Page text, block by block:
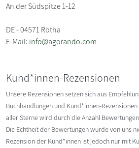
An der Südspitze 1-12
DE - 04571 Rötha
E-Mail: info@agorando.com
Kund*innen-Rezensionen
Unsere Rezensionen setzen sich aus
Buchhandlungen und Kund*innen-
aller Sterne wird durch die Anzahl
Die Echtheit der Bewertungen wurde von uns
Rezension der Kund*innen ist jedoch nur mit